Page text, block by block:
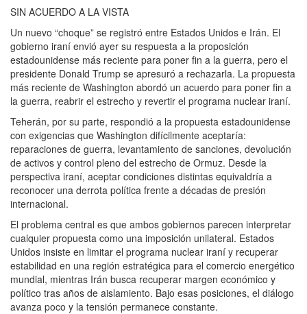
SIN ACUERDO A LA VISTA
Un nuevo “choque” se registró entre Estados Unidos e Irán. El
gobierno iraní envió ayer su respuesta a la proposición
estadounidense más reciente para poner fin a la guerra, pero el
presidente Donald Trump se apresuró a rechazarla. La propuesta
más reciente de Washington abordó un acuerdo para poner fin a
la guerra, reabrir el estrecho y revertir el programa nuclear iraní.
Teherán, por su parte, respondió a la propuesta estadounidense
con exigencias que Washington difícilmente aceptaría:
reparaciones de guerra, levantamiento de sanciones, devolución
de activos y control pleno del estrecho de Ormuz. Desde la
perspectiva iraní, aceptar condiciones distintas equivaldría a
reconocer una derrota política frente a décadas de presión
internacional.
El problema central es que ambos gobiernos parecen interpretar
cualquier propuesta como una imposición unilateral. Estados
Unidos insiste en limitar el programa nuclear iraní y recuperar
estabilidad en una región estratégica para el comercio energético
mundial, mientras Irán busca recuperar margen económico y
político tras años de aislamiento. Bajo esas posiciones, el diálogo
avanza poco y la tensión permanece constante.